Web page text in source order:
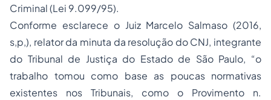
Criminal (Lei 9.099/95).
Conforme esclarece o Juiz Marcelo Salmaso (2016,
s,p,), relator da minuta da resolução do CNJ, integrante
do Tribunal de Justiça do Estado de São Paulo, “o
trabalho tomou como base as poucas normativas
existentes nos Tribunais, como o Provimento n.